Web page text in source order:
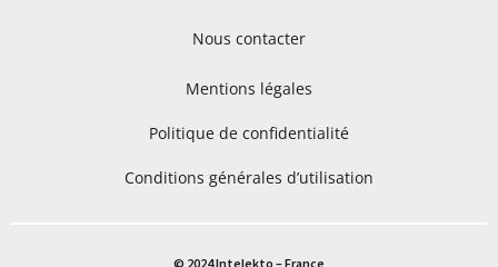
Nous contacter
Mentions légales
Politique de confidentialité
Conditions générales d’utilisation
© 2024 Intelekto – France